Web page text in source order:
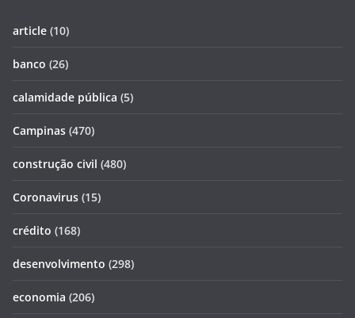
article (10)
banco (26)
calamidade pública (5)
Campinas (470)
construção civil (480)
Coronavirus (15)
crédito (168)
desenvolvimento (298)
economia (206)